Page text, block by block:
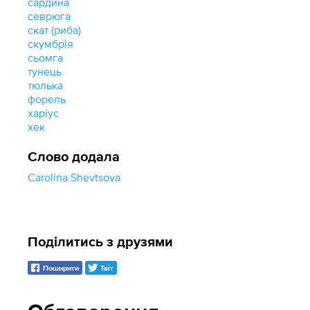
севрюга
скат (риба)
скумбрія
сьомга
тунець
тюлька
форель
харіус
хек
Слово додала
Carolina Shevtsova
Поділитись з друзями
Поширити Твіт